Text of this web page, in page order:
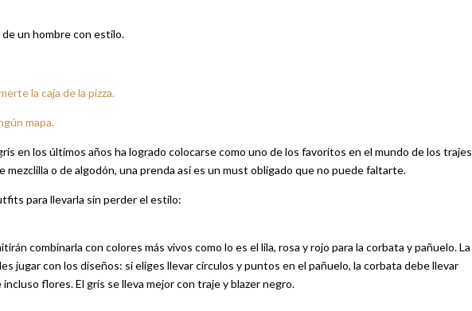
un hombre con estilo.
la caja de la pizza.
mapa.
en los últimos años ha logrado colocarse como uno de los favoritos en el mundo de los trajes
mezclilla o de algodón, una prenda así es un must obligado que no puede faltarte.
para llevarla sin perder el estilo:
combinarla con colores más vivos como lo es el lila, rosa y rojo para la corbata y pañuelo. La
jugar con los diseños: si eliges llevar círculos y puntos en el pañuelo, la corbata debe llevar
flores. El gris se lleva mejor con traje y blazer negro.